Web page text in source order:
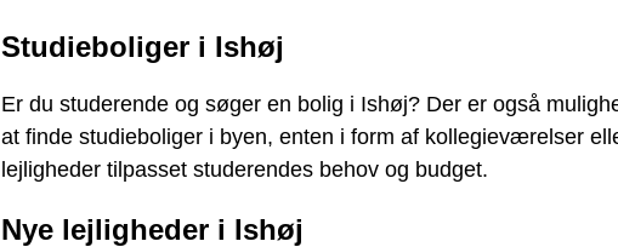
Studieboliger i Ishøj
Er du studerende og søger en bolig i Ishøj? Der er også
at finde studieboliger i byen, enten i form af kollegieværelser
lejligheder tilpasset studerendes behov og budget.
Nye lejligheder i Ishøj